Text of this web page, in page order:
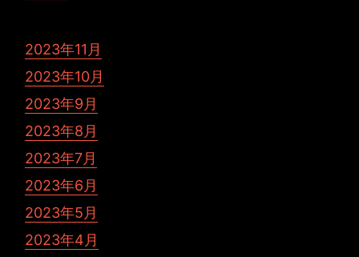
2023年11月
2023年10月
2023年9月
2023年8月
2023年7月
2023年6月
2023年5月
2023年4月